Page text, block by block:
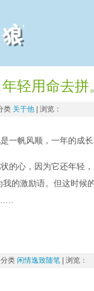
轻用命去拼
类 关于他 | 浏览：
一帆风顺，一年的成长
的心，因为它还年轻
我的激励语。但这时候
类 闲情逸致随笔 | 浏览：